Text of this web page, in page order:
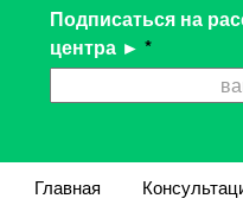
Подписаться на
центра ► *
Главная